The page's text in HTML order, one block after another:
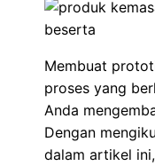
Membuat
proses yang
Anda
Dengan
dalam artikel